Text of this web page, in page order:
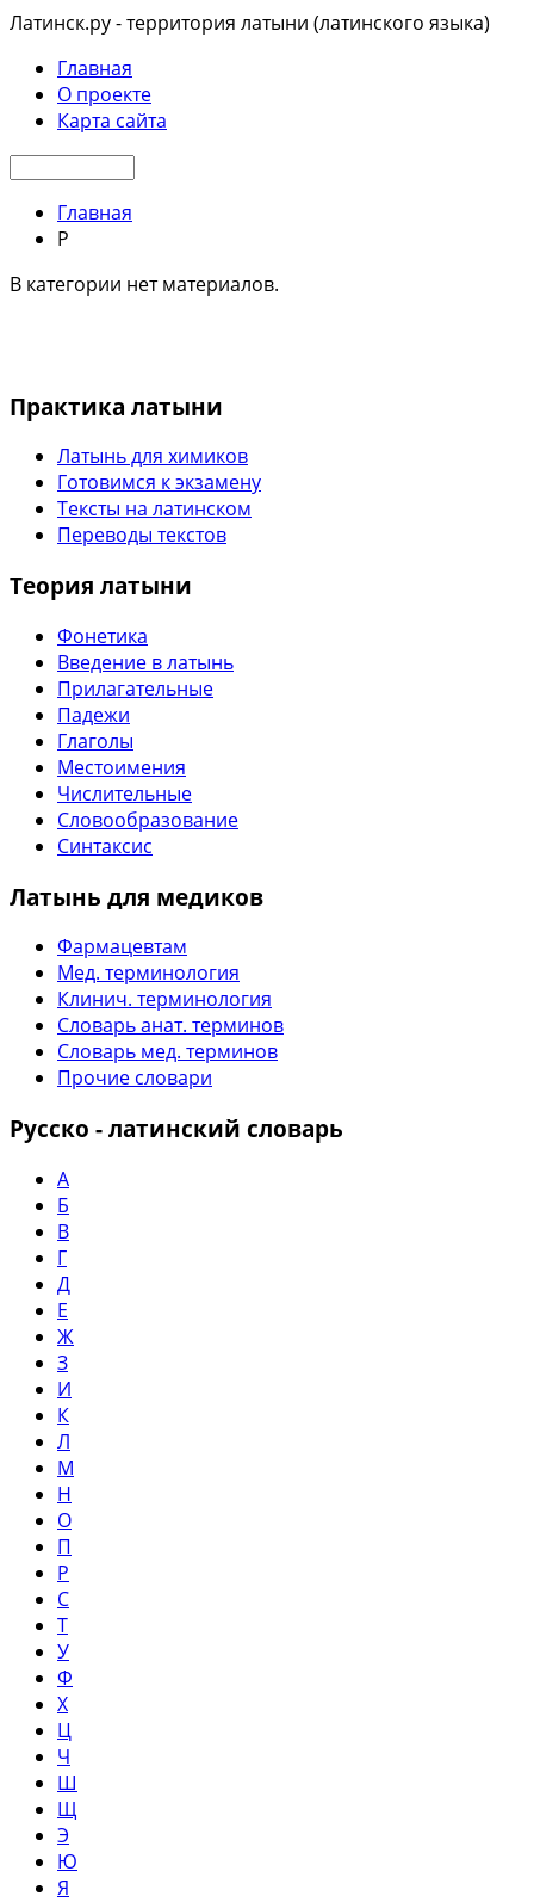
Латинск.ру - территория латыни (латинского языка)
Главная
О проекте
Карта сайта
Главная
Р
В категории нет материалов.
Практика латыни
Латынь для химиков
Готовимся к экзамену
Тексты на латинском
Переводы текстов
Теория латыни
Фонетика
Введение в латынь
Прилагательные
Падежи
Глаголы
Местоимения
Числительные
Словообразование
Синтаксис
Латынь для медиков
Фармацевтам
Мед. терминология
Клинич. терминология
Словарь анат. терминов
Словарь мед. терминов
Прочие словари
Русско - латинский словарь
А
Б
В
Г
Д
Е
Ж
З
И
К
Л
М
Н
О
П
Р
С
Т
У
Ф
Х
Ц
Ч
Ш
Щ
Э
Ю
Я